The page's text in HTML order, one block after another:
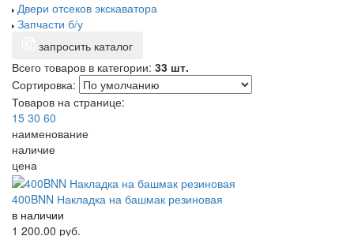
Двери отсеков экскаватора
Запчасти б/у
запросить каталог
Всего товаров в категории: 33 шт.
Сортировка:
Товаров на странице:
15 30 60
наименование
наличие
цена
400BNN Накладка на башмак резиновая
в наличии
1 200.00 руб.